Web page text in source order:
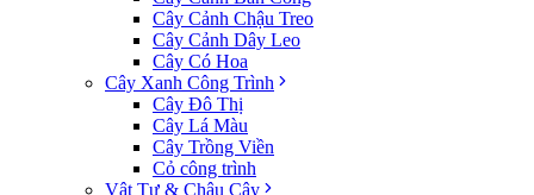
Cây Cảnh Chậu Treo
Cây Cảnh Dây Leo
Cây Có Hoa
Cây Xanh Công Trình
Cây Đô Thị
Cây Lá Màu
Cây Trồng Viền
Cỏ công trình
Vật Tư & Chậu Cây